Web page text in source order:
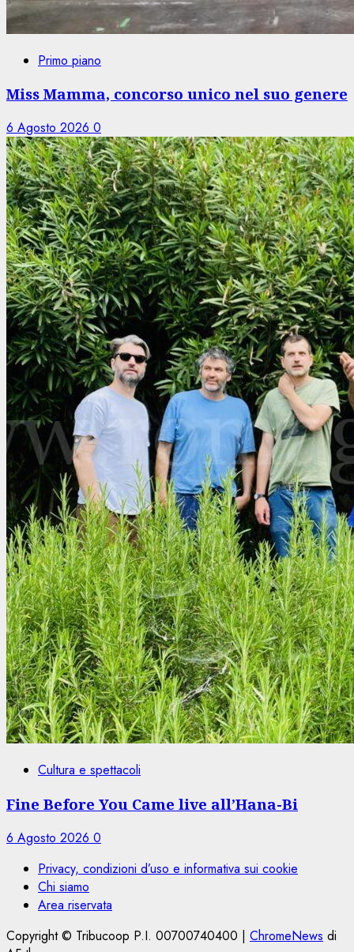
Primo piano
Miss Mamma, concorso unico nel suo genere
6 Agosto 2026 0
Cultura e spettacoli
Fine Before You Came live all’Hana-Bi
6 Agosto 2026 0
Privacy, condizioni d’uso e informativa sui cookie
Chi siamo
Area riservata
Copyright © Tribucoop P.I. 00700740400 | ChromeNews di